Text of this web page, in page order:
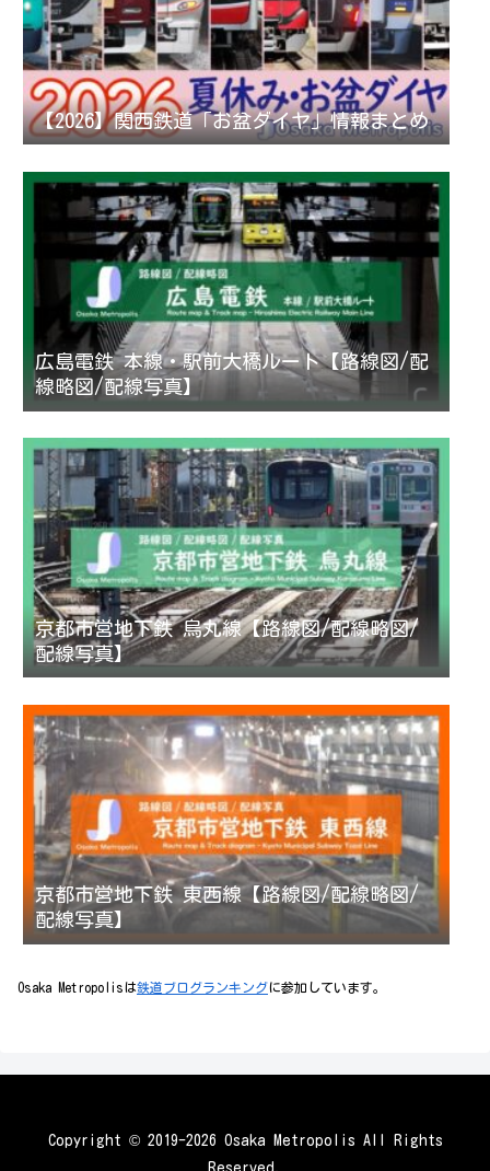
【2026】関西鉄道「お盆ダイヤ」情報まとめ
広島電鉄 本線・駅前大橋ルート【路線図/配
線略図/配線写真】
京都市営地下鉄 烏丸線【路線図/配線略図/
配線写真】
京都市営地下鉄 東西線【路線図/配線略図/
配線写真】
Osaka Metropolisは鉄道ブログランキングに参加しています。
Copyright © 2019-2026 Osaka Metropolis All Rights
Reserved.